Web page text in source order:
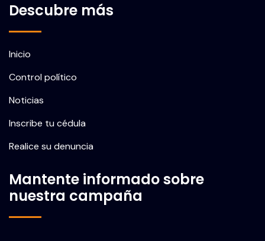
Descubre más
Inicio
Control político
Noticias
Inscribe tu cédula
Realice su denuncia
Mantente informado sobre
nuestra campaña